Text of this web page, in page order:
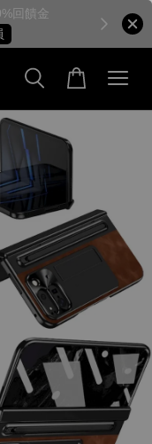
回饋金